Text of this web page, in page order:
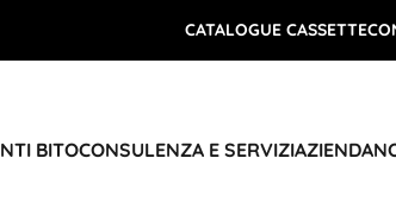
CATALOGUE CASSETTE
BITOCONSULENZA E SERVIZIAZIENDA